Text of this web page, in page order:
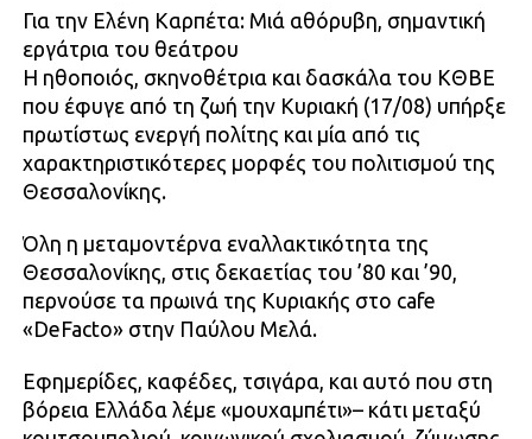
Για την Ελένη Καρπέτα: Μιά αθόρυβη, σημαντική
εργάτρια του θεάτρου
Η ηθοποιός, σκηνοθέτρια και δασκάλα του ΚΘΒΕ
που έφυγε από τη ζωή την Κυριακή (17/08) υπήρξε
πρωτίστως ενεργή πολίτης και μία από τις
χαρακτηριστικότερες μορφές του πολιτισμού της
Θεσσαλονίκης.
Όλη η μεταμοντέρνα εναλλακτικότητα της
Θεσσαλονίκης, στις δεκαετίας του ’80 και ’90,
περνούσε τα πρωινά της Κυριακής στο cafe
«DeFacto» στην Παύλου Μελά.
Εφημερίδες, καφέδες, τσιγάρα, και αυτό που στη
βόρεια Ελλάδα λέμε «μουχαμπέτι»– κάτι μεταξύ